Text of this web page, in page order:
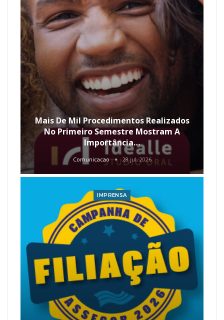
Mais De Mil Procedimentos Realizados
No Primeiro Semestre Mostram A
Importância…
Comunicacao 28 jul, 2026
IMPRENSA